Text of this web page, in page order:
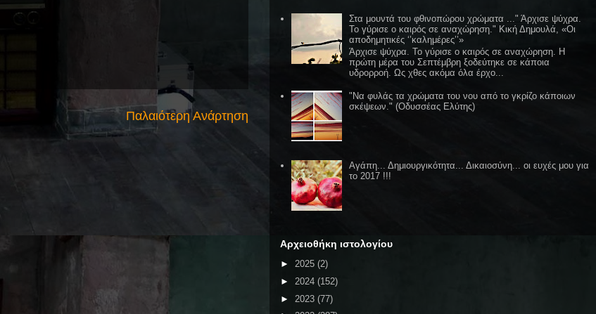
Παλαιότερη Ανάρτηση
Στα μουντά του φθινοπώρου χρώματα ..." Άρχισε ψύχρα.
Το γύρισε ο καιρός σε αναχώρηση." Κική Δημουλά, «Οι
αποδημητικές ‘’καλημέρες’’»
Άρχισε ψύχρα. Το γύρισε ο καιρός σε αναχώρηση. Η
πρώτη μέρα του Σεπτέμβρη ξοδεύτηκε σε κάποια
υδρορροή. Ως χθες ακόμα όλα έρχο...
"Να φυλάς τα χρώματα του νου από το γκρίζο κάποιων
σκέψεων." (Οδυσσέας Ελύτης)
Αγάπη... Δημιουργικότητα... Δικαιοσύνη... οι ευχές μου για
το 2017 !!!
Αρχειοθήκη ιστολογίου
► 2025 (2)
► 2024 (152)
► 2023 (77)